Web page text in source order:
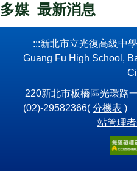
多媒_最新消息
:::新北市立光復高級中
Guang Fu High School,
220新北市板橋區光環路
(02)-29582366( 分機表 )
站管理